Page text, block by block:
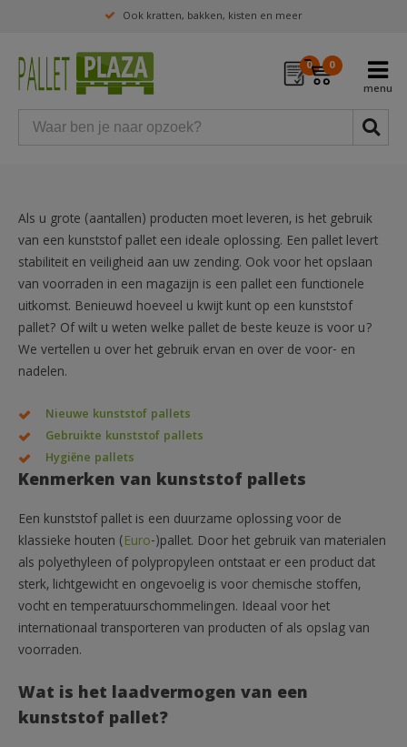
Ook kratten, bakken, kisten en meer
0 0
Als u grote (aantallen) producten moet leveren, is het gebruik
van een kunststof pallet een ideale oplossing. Een pallet levert
stabiliteit en veiligheid aan uw zending. Ook voor het opslaan
van voorraden in een magazijn is een pallet een functionele
uitkomst. Benieuwd hoeveel u kwijt kunt op een kunststof
pallet? Of wilt u weten welke pallet de beste keuze is voor u?
We vertellen u over het gebruik ervan en over de voor- en
nadelen.
Nieuwe kunststof pallets
Gebruikte kunststof pallets
Hygiëne pallets
Kenmerken van kunststof pallets
Een kunststof pallet is een duurzame oplossing voor de
klassieke houten (Euro-)pallet. Door het gebruik van materialen
als polyethyleen of polypropyleen ontstaat er een product dat
sterk, lichtgewicht en ongevoelig is voor chemische stoffen,
vocht en temperatuurschommelingen. Ideaal voor het
internationaal transporteren van producten of als opslag van
voorraden.
Wat is het laadvermogen van een
kunststof pallet?